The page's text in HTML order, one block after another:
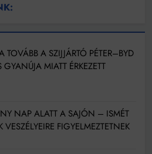
TOVÁBB A SZIJJÁRTÓ PÉTER–BYD
GYANÚJA MIATT ÉRKEZETT
NAP ALATT A SAJÓN – ISMÉT
VESZÉLYEIRE FIGYELMEZTETNEK